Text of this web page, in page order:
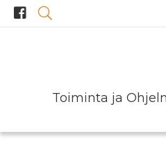
Toiminta ja